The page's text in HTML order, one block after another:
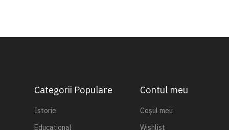
Categorii Populare
Istorie
Educațional
Contul meu
Coșul meu
Wishlist